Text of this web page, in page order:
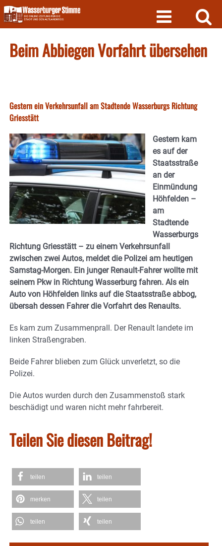
Skip
to
content
Beim Abbiegen Vorfahrt übersehen
Gestern ein Verkehrsunfall am Stadtende Wasserburgs Richtung
Griesstätt
Gestern kam
es auf der
Staatsstraße
an der
Einmündung
Höhfelden –
am
Stadtende
Wasserburgs
Richtung Griesstätt – zu einem Verkehrsunfall
zwischen zwei Autos, meldet die Polizei am heutigen
Samstag-Morgen. Ein junger Renault-Fahrer wollte mit
seinem Pkw in Richtung Wasserburg fahren. Als ein
Auto von Höhfelden links auf die Staatsstraße abbog,
übersah dessen Fahrer die Vorfahrt des Renaults.
Es kam zum Zusammenprall. Der Renault landete im
linken Straßengraben.
Beide Fahrer blieben zum Glück unverletzt, so die
Polizei.
Die Autos wurden durch den Zusammenstoß stark
beschädigt und waren nicht mehr fahrbereit.
Teilen Sie diesen Beitrag!
teilen teilen
merken teilen
teilen teilen